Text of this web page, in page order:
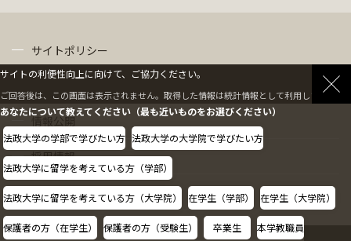
サイトポリシー
情報公開
採用情報
教職員の方へ
サイトの利便性向上に向けて、ご協力ください。
ご回答後は、この画面は表示されません。取得した情報は統計情報として利用します。
あなたについて教えてください（最も近いものをお選びください）
法政大学の学部で学びたい方 法政大学の大学院で学びたい方
法政大学に留学を考えている方（学部）
法政大学に留学を考えている方（大学院） 在学生（学部） 在学生（大学院）
保護者の方（在学生） 保護者の方（受験生） 卒業生 本学教職員